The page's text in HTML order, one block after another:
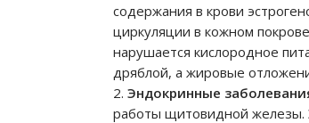
содержания в крови
циркуляции в кожном
нарушается кислородное
дряблой, а жировые
Эндокринные
работы щитовидной железы.